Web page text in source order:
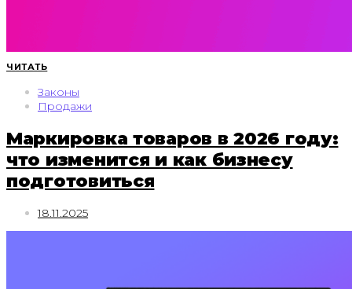
ЧИТАТЬ
Законы
Продажи
Маркировка товаров в 2026 году:
что изменится и как бизнесу
подготовиться
18.11.2025